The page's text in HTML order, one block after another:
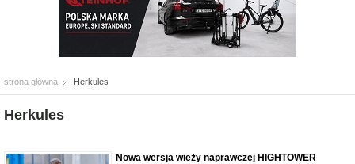
strona główna Herkules
Herkules
Nowa wersja wieży naprawczej HIGHTOWER